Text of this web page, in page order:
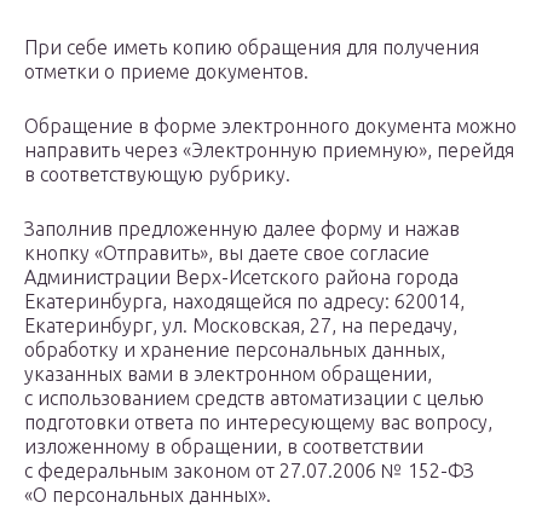
При себе иметь копию обращения для получения
отметки о приеме документов.
Обращение в форме электронного документа можно
направить через «Электронную приемную», перейдя
в соответствующую рубрику.
Заполнив предложенную далее форму и нажав
кнопку «Отправить», вы даете свое согласие
Администрации Верх-Исетского района города
Екатеринбурга, находящейся по адресу: 620014,
Екатеринбург, ул. Московская, 27, на передачу,
обработку и хранение персональных данных,
указанных вами в электронном обращении,
с использованием средств автоматизации с целью
подготовки ответа по интересующему вас вопросу,
изложенному в обращении, в соответствии
с федеральным законом от 27.07.2006 № 152-ФЗ
«О персональных данных».